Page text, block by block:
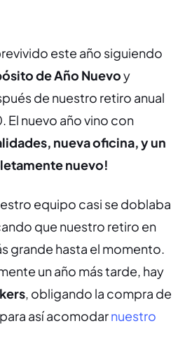
este año siguiendo
de Año Nuevoy
de nuestro retiro anual
El nuevo año vino con
nueva oficina, y un
nuevo!
equipo casi se doblaba
que nuestro retiro en
grande hasta el momento.
un año más tarde, hay
, obligando la compra de
así acomodarnuestro